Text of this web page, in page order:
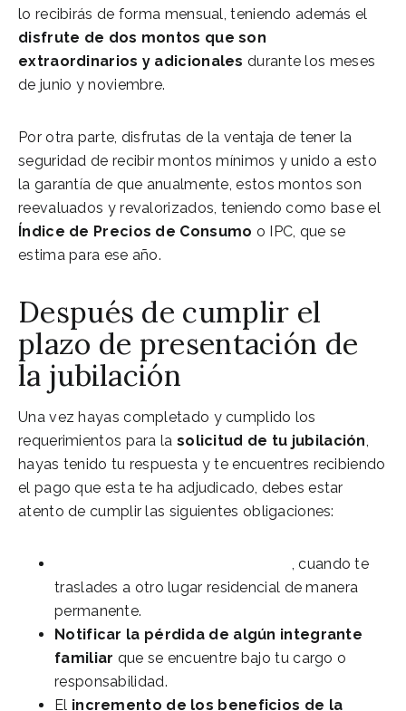
lo recibirás de forma mensual, teniendo además el
disfrute de dos montos que son
extraordinarios y adicionales durante los meses
de junio y noviembre.
Por otra parte, disfrutas de la ventaja de tener la
seguridad de recibir montos mínimos y unido a esto
la garantía de que anualmente, estos montos son
reevaluados y revalorizados, teniendo como base el
Índice de Precios de Consumo o IPC, que se
estima para ese año.
Después de cumplir el
plazo de presentación de
la jubilación
Una vez hayas completado y cumplido los
requerimientos para la solicitud de tu jubilación,
hayas tenido tu respuesta y te encuentres recibiendo
el pago que esta te ha adjudicado, debes estar
atento de cumplir las siguientes obligaciones:
, cuando te
traslades a otro lugar residencial de manera
permanente.
Notificar la pérdida de algún integrante
familiar que se encuentre bajo tu cargo o
responsabilidad.
El incremento de los beneficios de la